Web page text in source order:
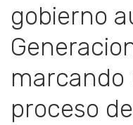
gobierno
marcando
proceso